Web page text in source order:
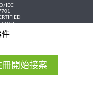
件
冊開始接案
IEC
reserved.